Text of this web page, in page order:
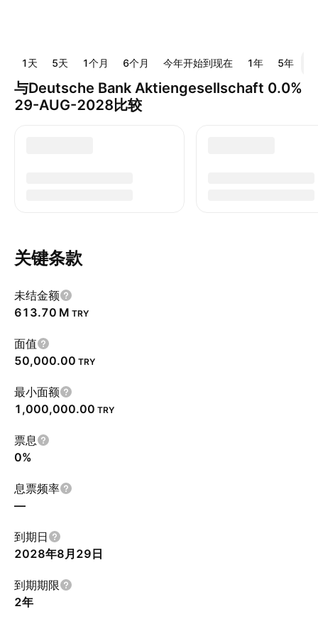
1天 5天 1个月 6个月 今年开始到现在 1年 5年
与Deutsche Bank Aktiengesellschaft 0.0%
29-AUG-2028比较
关键条款
未结金额
‪613.70 M‬ TRY
面值
50,000.00 TRY
最小面额
1,000,000.00 TRY
票息
0%
息票频率
—
到期日
2028年8月29日
到期期限
2年